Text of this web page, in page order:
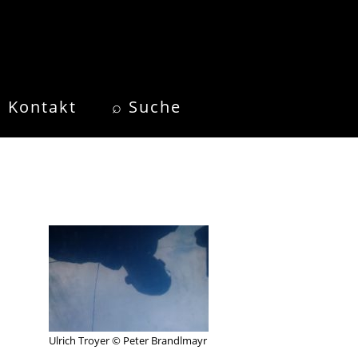
Kontakt ⌕ Suche
Ulrich Troyer © Peter Brandlmayr